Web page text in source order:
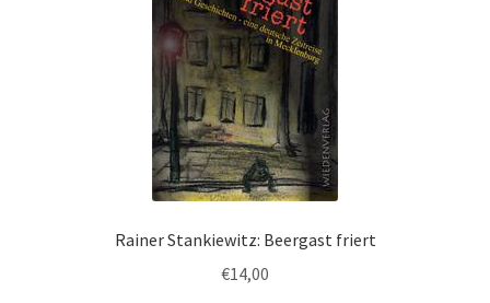
Rainer Stankiewitz: Beergast friert
€14,00